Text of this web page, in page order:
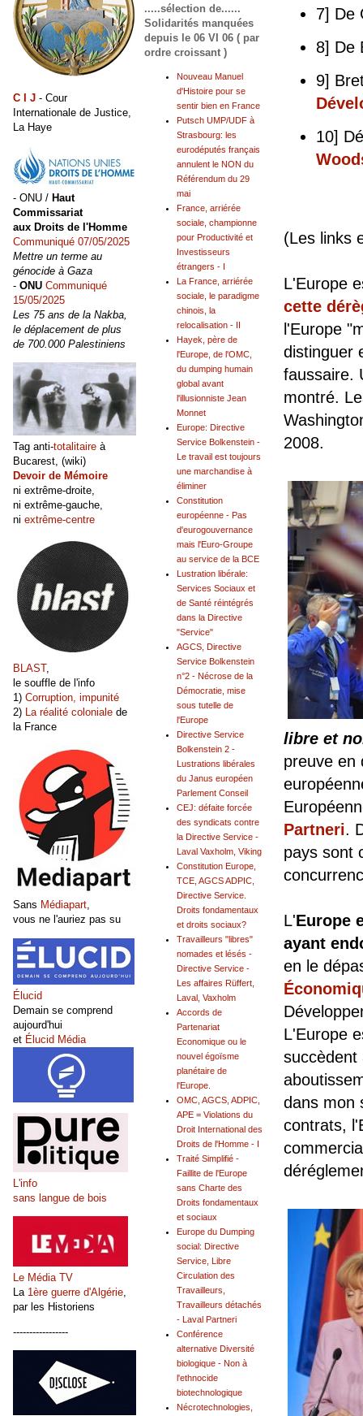
7] De
8] De
9]
10]
(Les links
L'Europe
cette
l'Europe
distinguer
faussaire.
montré.
2008.
libre et
preuve
Partneri.
pays sont
L'Europe
ayant
en le
L'Europe
dans mon
contrats,
.....sélection de......
Solidarités manquées
depuis le 06 VI 06 ( par
ordre croissant )
Nouveau Manuel
d'Histoire pour se
sentir bien en France
Putsch UMP/UDF à
Strasbourg: les
eurodéputés français
annulent le NON du
Référendum du 29
mai
France, arriérée
sociale, championne
pour Productivité et
Investisseurs
étrangers - I
La France, arriérée
sociale, le paradigme
chinois, la
relocalisation - II
Hayek, père de
l'Europe, de l'OMC,
du dumping humain
global avant
l'illusionniste Jean
Monnet
Europe: Directive
Service Bolkenstein -
Le travail est toujours
une marchandise à
éliminer
Constitution
européenne - Pas
d'eurogouvernance
mais l'Euro-Groupe
au service de la BCE
Lustration libérale:
Services Sociaux et
de Santé réintégrés
dans la Directive
"Service"
AGCS, Directive
Service Bolkenstein
n°2 - Nécrose de la
Démocratie, mise
sous tutelle de
l'Europe
Directive Service
Bolkenstein 2 -
Lustrations libérales
du Janus européen
Parlement Conseil
CEJ: défaite forcée
des syndicats contre
la Directive Service -
Laval Vaxholm, Viking
Constitution Europe,
TCE, AGCS ADPIC,
Directive Service.
Droits fondamentaux
et droits sociaux?
Travailleurs "libres"
nomades et lésés -
Directive Service -
Les affaires Rüffert,
Laval, Vaxholm
Accords de
Partenariat
Economique ou le
nouvel égoïsme
planétaire de
l'Europe.
OMC, AGCS, ADPIC,
APE = Violations du
Droit International des
Droits de l'Homme - I
Traité Simplifié -
Faillite de l'Europe
sans Charte des
Droits fondamentaux
et sociaux
Europe du Dumping
social: Directive
Service, Libre
Circulation des
Travailleurs,
Travailleurs détachés
- Laval Partneri
Conférence
alternative Diversité
biologique - Non à
l'ethnocide
biotechnologique
Nécrotechnologies,
C I J - Cour
Internationale de Justice,
La Haye
- ONU / Haut
Commissariat
aux Droits de l'Homme
Communiqué 07/05/2025
Mettre un terme au
génocide à Gaza
- ONU Communiqué
15/05/2025
Les 75 ans de la Nakba,
le déplacement de plus
de 700.000 Palestiniens
Tag anti-totalitaire à
Bucarest, (wiki)
Devoir de Mémoire
ni extrême-droite,
ni extrême-gauche,
ni extrême-centre
BLAST,
le souffle de l'info
1) Corruption, impunité
2) La réalité coloniale de
la France
Sans Médiapart,
vous ne l'auriez pas su
Élucid
Demain se comprend
aujourd'hui
et Élucid Média
L'info
sans langue de bois
Le Média TV
La 1ère guerre d'Algérie
par les Historiens
-----------------